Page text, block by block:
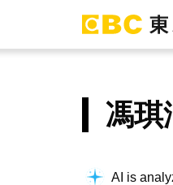
馮琪
AI is